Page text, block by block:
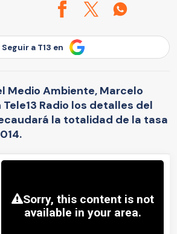
Seguir a T13 en
Medio Ambiente, Marcelo
Radio los detalles del
la totalidad de la tasa